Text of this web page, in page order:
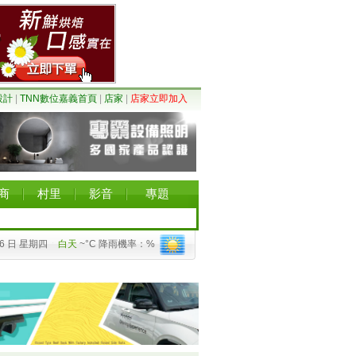
計 TNN數位嘉義首頁 店家 店家立即加入
村里 影音 專題
日 星期四 白天 ~°C 降雨機率：%